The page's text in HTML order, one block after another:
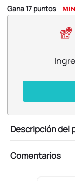
Gana17 puntos
Descripción del
Comentarios
9.
toy story